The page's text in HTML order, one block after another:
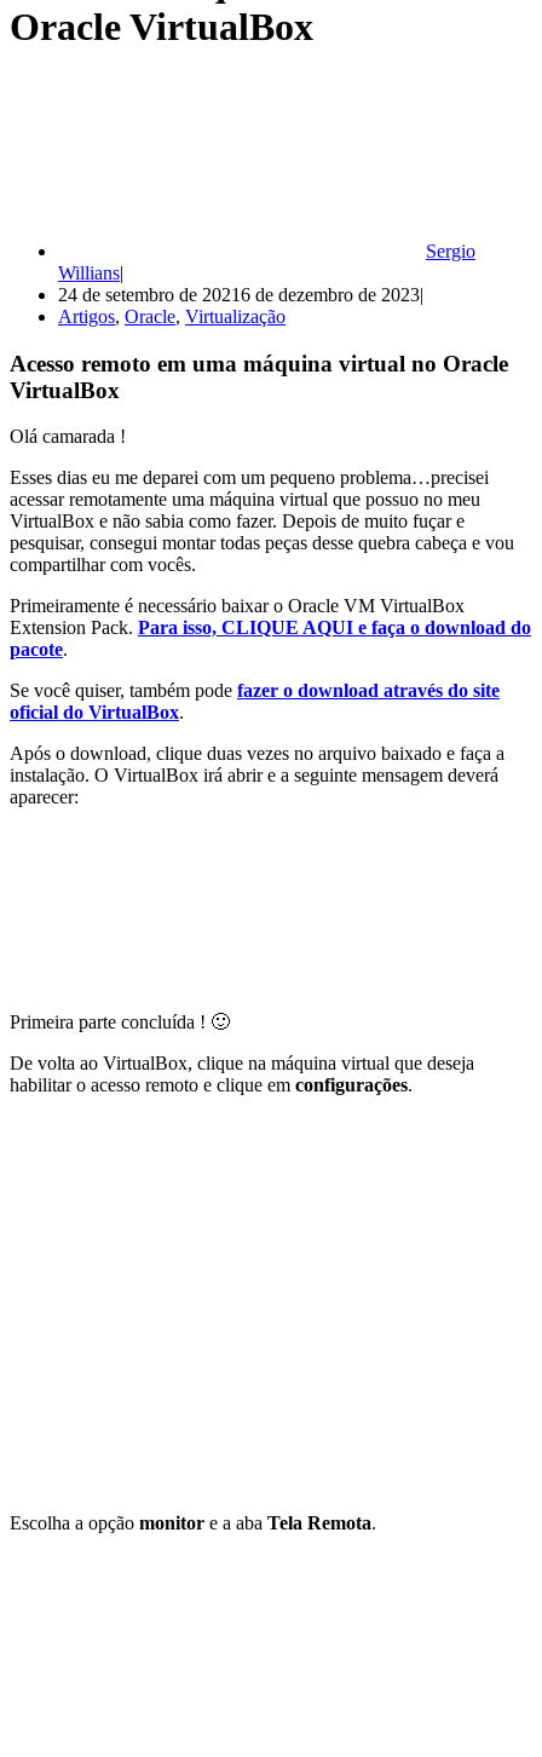
Oracle VirtualBox
Sergio
Willians
24 de setembro de 20216 de dezembro de 2023
Artigos, Oracle, Virtualização
Acesso remoto em uma máquina virtual no Oracle
VirtualBox
Olá camarada !
Esses dias eu me deparei com um pequeno problema…precisei
acessar remotamente uma máquina virtual que possuo no meu
VirtualBox e não sabia como fazer. Depois de muito fuçar e
pesquisar, consegui montar todas peças desse quebra cabeça e vou
compartilhar com vocês.
Primeiramente é necessário baixar o Oracle VM VirtualBox
Extension Pack. Para isso, CLIQUE AQUI e faça o download do
pacote.
Se você quiser, também pode fazer o download através do site
oficial do VirtualBox.
Após o download, clique duas vezes no arquivo baixado e faça a
instalação. O VirtualBox irá abrir e a seguinte mensagem deverá
aparecer:
Primeira parte concluída ! 🙂
De volta ao VirtualBox, clique na máquina virtual que deseja
habilitar o acesso remoto e clique em configurações.
Escolha a opção monitor e a aba Tela Remota.